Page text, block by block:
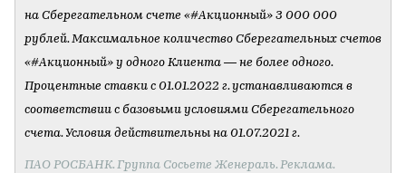
на Сберегательном счете «#Акционный» 3 000 000
рублей. Максимальное количество Сберегательных счетов
«#Акционный» у одного Клиента — не более одного.
Процентные ставки с 01.01.2022 г. устанавливаются в
соответствии с базовыми условиями Сберегательного
счета. Условия действительны на 01.07.2021 г.
ПАО РОСБАНК. Группа Сосьете Женераль. Реклама.